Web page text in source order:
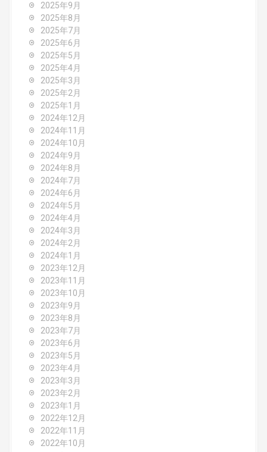
2025年9月
2025年8月
2025年7月
2025年6月
2025年5月
2025年4月
2025年3月
2025年2月
2025年1月
2024年12月
2024年11月
2024年10月
2024年9月
2024年8月
2024年7月
2024年6月
2024年5月
2024年4月
2024年3月
2024年2月
2024年1月
2023年12月
2023年11月
2023年10月
2023年9月
2023年8月
2023年7月
2023年6月
2023年5月
2023年4月
2023年3月
2023年2月
2023年1月
2022年12月
2022年11月
2022年10月